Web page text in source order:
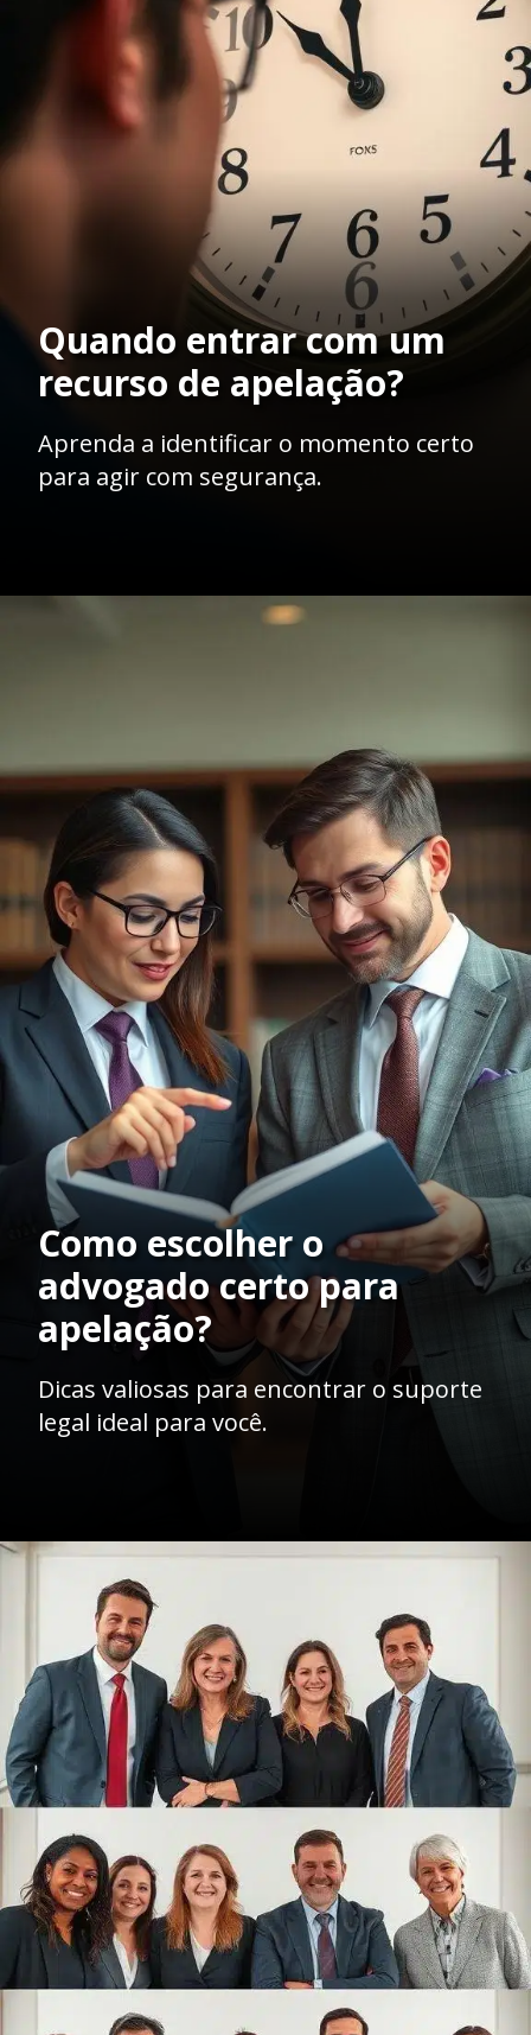
Quando entrar com um
recurso de apelação?
Aprenda a identificar o momento certo
para agir com segurança.
https://ademilsoncs.adv.br/
Como escolher o
advogado certo para
apelação?
Dicas valiosas para encontrar o suporte
legal ideal para você.
Opening